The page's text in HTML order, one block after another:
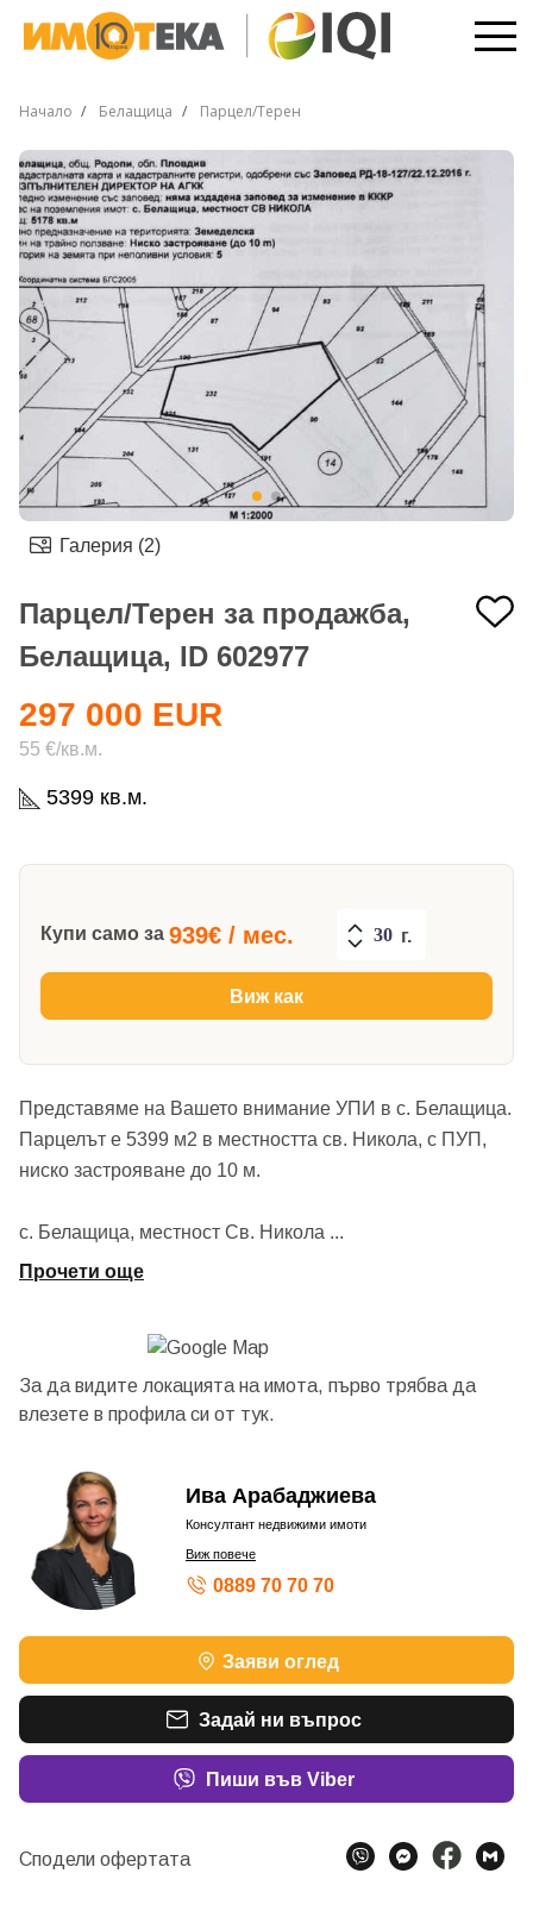
Начало Белащица Парцел/Терен
Галерия (2)
Парцел/Терен за продажба,
Белащица, ID 602977
5399 кв.м.
297 000 EUR
55 €/кв.м.
Купи само за 939€ / мес. г.
Виж как
Представяме на Вашето внимание УПИ в с. Белащица.
Парцелът е 5399 м2 в местността св. Никола, с ПУП,
ниско застрояване до 10 м.
с. Белащица, местност Св. Никола ...
Прочети още
За да видите локацията на имота, първо трябва да
влезете в профила си от тук.
Ива Арабаджиева
Консултант недвижими имоти
Виж повече
0889 70 70 70
Заяви оглед
Задай ни въпрос
Пиши във Viber
Сподели офертата